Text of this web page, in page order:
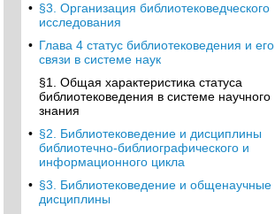
• §3. Организация библиотековедческого
исследования
• Глава 4 статус библиотековедения и его
связи в системе наук
§1. Общая характеристика статуса
библиотековедения в системе научного
знания
• §2. Библиотековедение и дисциплины
библиотечно-библиографического и
информационного цикла
• §3. Библиотековедение и общенаучные
дисциплины